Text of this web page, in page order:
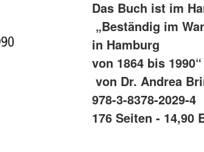
Das Buch ist im
„Beständig im
in Hamburg
von 1864 bis 1990“
von Dr. Andrea
978-3-8378-2029-4
176 Seiten - 14,90